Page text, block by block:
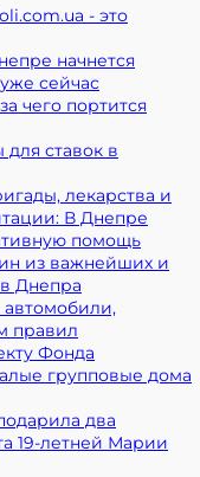
- это
начнется
сейчас
чего портится
ставок в
лекарства и
В Днепре
помощь
из важнейших и
Днепра
автомобили,
правил
Фонда
групповые дома
два
19-летней Марии